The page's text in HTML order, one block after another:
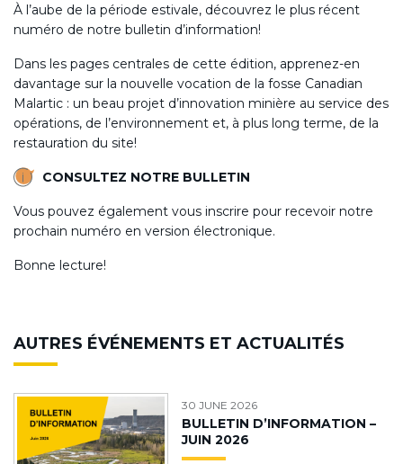
À l’aube de la période estivale, découvrez le plus récent
numéro de notre bulletin d’information!
Dans les pages centrales de cette édition, apprenez-en
davantage sur la nouvelle vocation de la fosse Canadian
Malartic : un beau projet d’innovation minière au service des
opérations, de l’environnement et, à plus long terme, de la
restauration du site!
CONSULTEZ NOTRE BULLETIN
Vous pouvez également vous inscrire pour recevoir notre
prochain numéro en version électronique.
Bonne lecture!
AUTRES ÉVÉNEMENTS ET ACTUALITÉS
30 JUNE 2026
BULLETIN D’INFORMATION –
JUIN 2026